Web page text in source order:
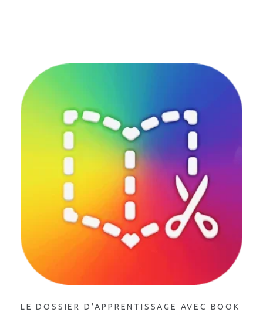
LE DOSSIER D’APPRENTISSAGE AVEC BOOK